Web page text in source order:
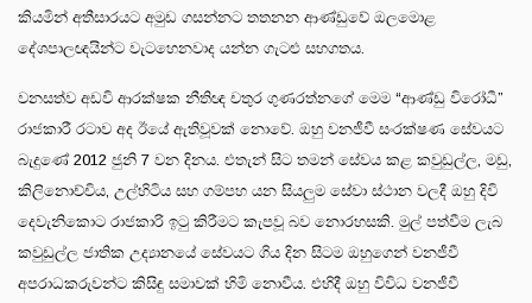
කියමින් අතීසාරයට අමුඩ ගසන්නට තතනන ආණ්ඩුවේ ඔලමොළ
දේශපාලඥයින්ට වැටහෙනවාද යන්න ගැටළු සහගතය.
වනසත්ව අඩවි ආරක්ෂක නීතිඥ චතුර ගුණරත්නගේ මෙම “ආණ්ඩු විරෝධී”
රාජකාරී රටාව අද ඊයේ ඇතිවූවක් නොවේ. ඔහු වනජීවී සංරක්ෂණ සේවයට
බැදුණේ 2012 ජුනි 7 වන දිනය. එතැන් සිට තමන් සේවය කළ කවුඩුල්ල, මඩු,
කිලිනොච්චිය, උල්හිටිය සහ ගම්පහ යන සියලුම සේවා ස්ථාන වලදී ඔහු දිවි
දෙවැනිකොට රාජකාරි ඉටු කිරීමට කැපවූ බව නොරහසකි. මුල් පත්වීම ලැබ
කවුඩුල්ල ජාතික උද්‍යානයේ සේවයට ගිය දින සිටම ඔහුගෙන් වනජීවී
අපරාධකරුවන්ට කිසිඳු සමාවක් හිමි නොවීය. එහිදී ඔහු විවිධ වනජීවී